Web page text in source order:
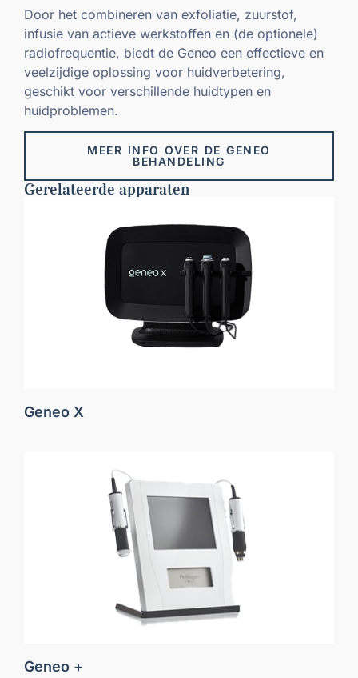
Door het combineren van exfoliatie, zuurstof,
infusie van actieve werkstoffen en (de optionele)
radiofrequentie, biedt de Geneo een effectieve en
veelzijdige oplossing voor huidverbetering,
geschikt voor verschillende huidtypen en
huidproblemen.
MEER INFO OVER DE GENEO
BEHANDELING
Gerelateerde apparaten
Geneo X
Geneo +